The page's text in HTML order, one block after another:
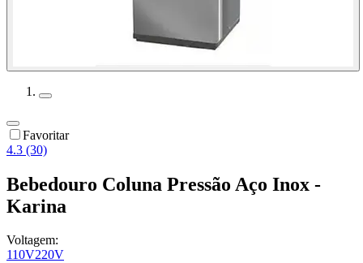
Favoritar
4.3 (30)
Bebedouro Coluna Pressão Aço Inox -
Karina
Voltagem:
110V220V